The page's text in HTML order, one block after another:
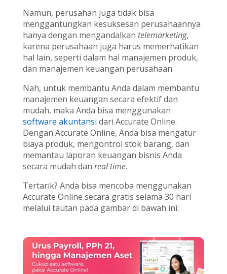
Namun, perusahan juga tidak bisa
menggantungkan kesuksesan perusahaannya
hanya dengan mengandalkan telemarketing,
karena perusahaan juga harus memerhatikan
hal lain, seperti dalam hal manajemen produk,
dan manajemen keuangan perusahaan.
Nah, untuk membantu Anda dalam membantu
manajemen keuangan secara efektif dan
mudah, maka Anda bisa menggunakan
software akuntansi dari Accurate Online.
Dengan Accurate Online, Anda bisa mengatur
biaya produk, mengontrol stok barang, dan
memantau laporan keuangan bisnis Anda
secara mudah dan real time.
Tertarik? Anda bisa mencoba menggunakan
Accurate Online secara gratis selama 30 hari
melalui tautan pada gambar di bawah ini: